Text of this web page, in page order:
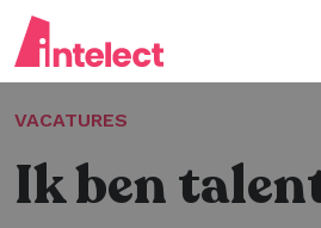
VACATURES
Ik ben